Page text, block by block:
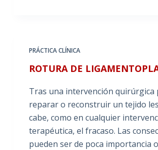
PRÁCTICA CLÍNICA
ROTURA DE
Tras una intervención quirúrgica
reparar o reconstruir un tejido
cabe, como en cualquier
terapéutica, el fracaso. Las
pueden ser de poca importancia